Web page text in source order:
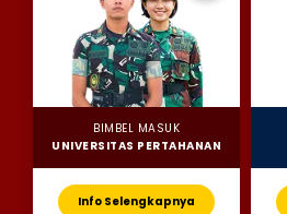
BIMBEL MASUK
UNIVERSITAS PERTAHANAN
Info Selengkapnya